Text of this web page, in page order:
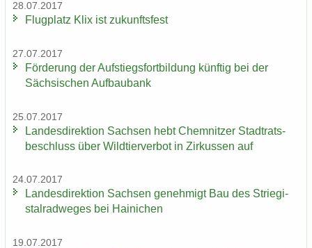
28.07.2017
Flug­platz Klix ist zu­kunfts­fest
27.07.2017
För­de­rung der Auf­stiegs­fort­bil­dung künf­tig bei der
Säch­si­schen Auf­bau­bank
25.07.2017
Lan­des­di­rek­ti­on Sach­sen hebt Chem­nit­zer Stadt­rats­
be­schluss über Wild­tier­ver­bot in Zir­kus­sen auf
24.07.2017
Lan­des­di­rek­ti­on Sach­sen ge­neh­migt Bau des Strie­gi­
st­al­rad­we­ges bei Hai­ni­chen
19.07.2017